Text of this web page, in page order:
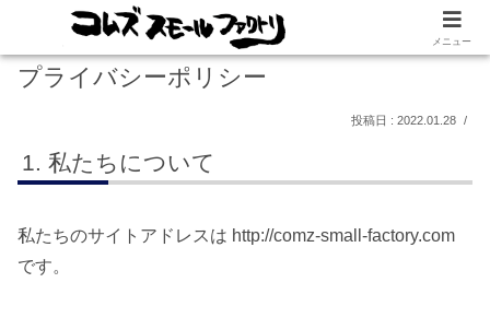
プライバシーポリシー
2022.01.28
私たちについて
私たちのサイトアドレスは http://comz-small-factory.com
です。
メニュー